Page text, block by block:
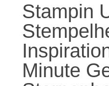
Stampin
Minute